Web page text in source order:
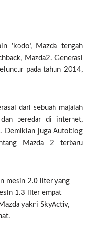
‘kodo’, Mazda tengah
Mazda2. Generasi
pada tahun 2014,
dari sebuah majalah
beredar di internet,
Demikian juga Autoblog
Mazda 2 terbaru
mesin 2.0 liter yang
1.3 liter empat
yakni SkyActiv,